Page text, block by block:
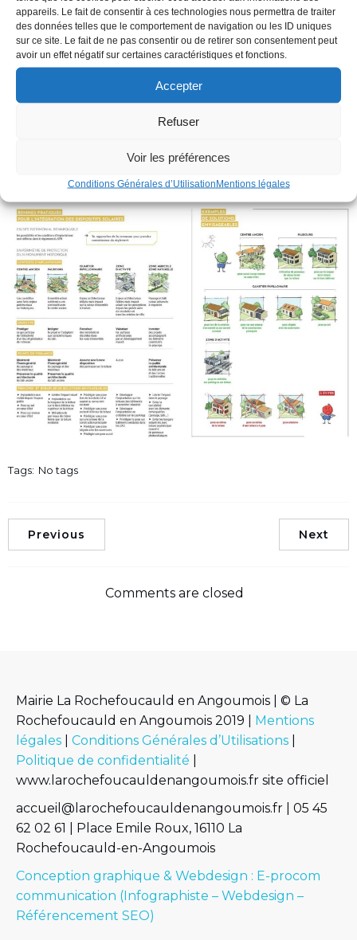
appareils. Le fait de consentir à ces technologies nous permettra de traiter
des données telles que le comportement de navigation ou les ID uniques
sur ce site. Le fait de ne pas consentir ou de retirer son consentement peut
avoir un effet négatif sur certaines caractéristiques et fonctions.
Accepter
Refuser
Voir les préférences
Conditions Générales d’UtilisationMentions légales
Tags: No tags
Previous Next
Comments are closed
Mairie La Rochefoucauld en Angoumois | © La
Rochefoucauld en Angoumois 2019 |
Mentions
légales
Conditions Générales d’Utilisations
Politique de confidentialité
www.larochefoucauldenangoumois.fr site officiel
accueil@larochefoucauldenangoumois.fr | 05 45
62 02 61 | Place Emile Roux, 16110 La
Rochefoucauld-en-Angoumois
Conception graphique & Webdesign : E-procom
communication (Infographiste – Webdesign –
Référencement SEO)